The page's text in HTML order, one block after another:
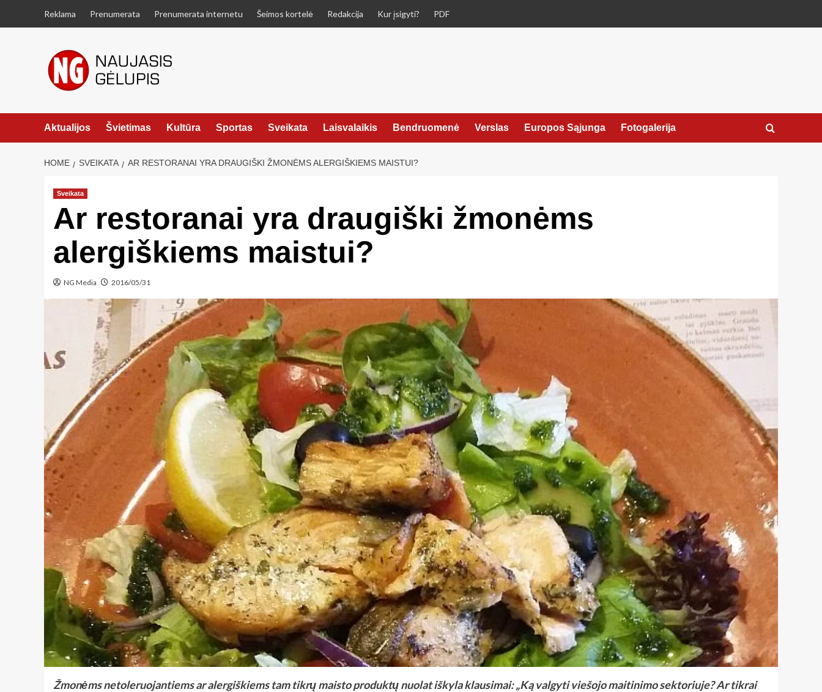
Reklama Prenumerata Prenumerata internetu Šeimos kortelė Redakcija Kur įsigyti? PDF
Aktualijos Švietimas Kultūra Sportas Sveikata Laisvalaikis Bendruomenė Verslas Europos Sąjunga Fotogalerija
HOME SVEIKATA AR RESTORANAI YRA DRAUGIŠKI ŽMONĖMS ALERGIŠKIEMS MAISTUI?
Sveikata
Ar restoranai yra draugiški žmonėms
alergiškiems maistui?
NG Media 2016/05/31
Žmonėms netoleruojantiems ar alergiškiems tam tikrų maisto produktų nuolat iškyla klausimai: „Ką valgyti viešojo maitinimo sektoriuje? Ar tikrai